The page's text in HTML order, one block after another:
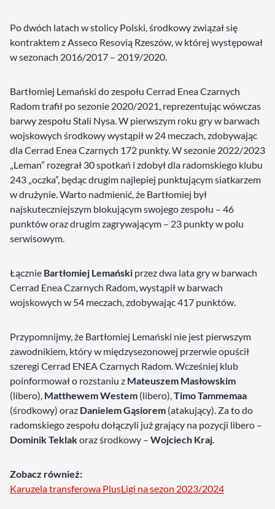
Po dwóch latach w stolicy Polski, środkowy związał się
kontraktem z Asseco Resovią Rzeszów, w której występował
w sezonach 2016/2017 – 2019/2020.
Bartłomiej Lemański do zespołu Cerrad Enea Czarnych
Radom trafił po sezonie 2020/2021, reprezentując wówczas
barwy zespołu Stali Nysa. W pierwszym roku gry w barwach
wojskowych środkowy wystąpił w 24 meczach, zdobywając
dla Cerrad Enea Czarnych 172 punkty. W sezonie 2022/2023
„Leman” rozegrał 30 spotkań i zdobył dla radomskiego klubu
243 „oczka”, będąc drugim najlepiej punktującym siatkarzem
w drużynie. Warto nadmienić, że Bartłomiej był
najskuteczniejszym blokującym swojego zespołu – 46
punktów oraz drugim zagrywającym – 23 punkty w polu
serwisowym.
Łącznie Bartłomiej Lemański przez dwa lata gry w barwach
Cerrad Enea Czarnych Radom, wystąpił w barwach
wojskowych w 54 meczach, zdobywając 417 punktów.
Przypomnijmy, że Bartłomiej Lemański nie jest pierwszym
zawodnikiem, który w międzysezonowej przerwie opuścił
szeregi Cerrad ENEA Czarnych Radom. Wcześniej klub
poinformował o rozstaniu z Mateuszem Masłowskim
(libero), Matthewem Westem (libero),Timo Tammemaa
(środkowy) oraz Danielem Gąsiorem (atakujący). Za to do
radomskiego zespołu dołączyli już grający na pozycji libero –
Dominik Teklakoraz środkowy – Wojciech Kraj.
Zobacz również:
Karuzela transferowa PlusLigi na sezon 2023/2024